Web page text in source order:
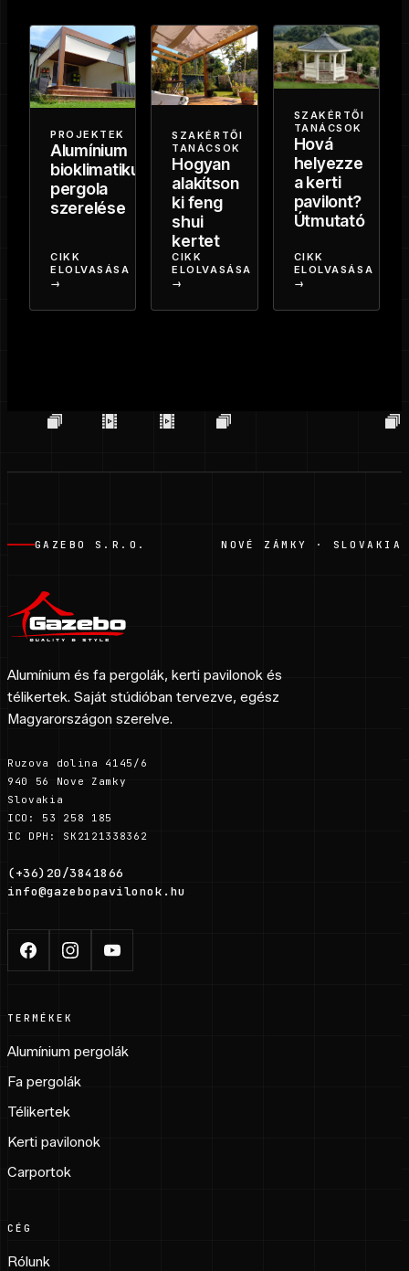
PROJEKTEK
Alumínium
bioklimatikus
pergola
szerelése
CIKK
ELOLVASÁSA
→
SZAKÉRTŐI
TANÁCSOK
Hogyan
alakítson
ki feng
shui
kertet
CIKK
ELOLVASÁSA
→
SZAKÉRTŐI
TANÁCSOK
Hová
helyezze
a kerti
pavilont?
Útmutató
CIKK
ELOLVASÁSA
→
GAZEBO S.R.O. NOVÉ ZÁMKY · SLOVAKIA
Alumínium és fa pergolák, kerti pavilonok és
télikertek. Saját stúdióban tervezve, egész
Magyarországon szerelve.
Ruzova dolina 4145/6
940 56 Nove Zamky
Slovakia
ICO: 53 258 185
IC DPH: SK2121338362
(+36)20/3841866
info@gazebopavilonok.hu
TERMÉKEK
Alumínium pergolák
Fa pergolák
Télikertek
Kerti pavilonok
Carportok
CÉG
Rólunk